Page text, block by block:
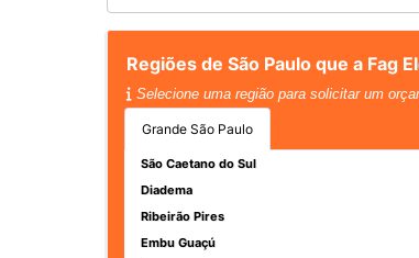
Regiões de São Paulo que a Fag
Selecione uma região para solicitar um
Grande São Paulo
São Caetano do Sul
Diadema
Ribeirão Pires
Embu Guaçú